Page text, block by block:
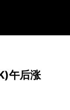
午后涨